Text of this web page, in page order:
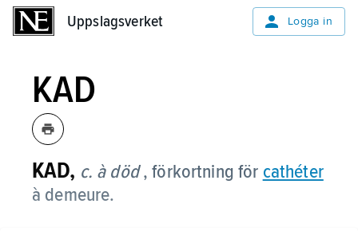
Uppslagsverket Logga in
KAD
KAD, c. à död , förkortning för cathéter
à demeure.